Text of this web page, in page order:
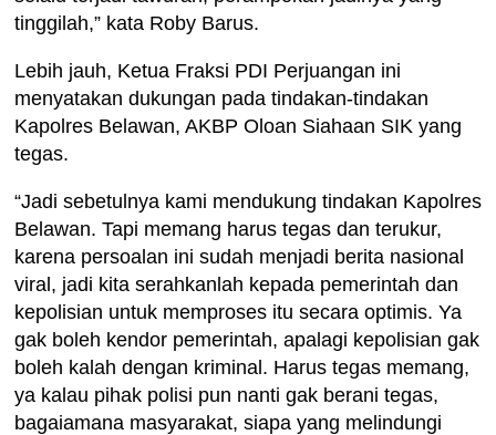
tinggilah,” kata Roby Barus.
Lebih jauh, Ketua Fraksi PDI Perjuangan ini
menyatakan dukungan pada tindakan-tindakan
Kapolres Belawan, AKBP Oloan Siahaan SIK yang
tegas.
“Jadi sebetulnya kami mendukung tindakan Kapolres
Belawan. Tapi memang harus tegas dan terukur,
karena persoalan ini sudah menjadi berita nasional
viral, jadi kita serahkanlah kepada pemerintah dan
kepolisian untuk memproses itu secara optimis. Ya
gak boleh kendor pemerintah, apalagi kepolisian gak
boleh kalah dengan kriminal. Harus tegas memang,
ya kalau pihak polisi pun nanti gak berani tegas,
bagaiamana masyarakat, siapa yang melindungi